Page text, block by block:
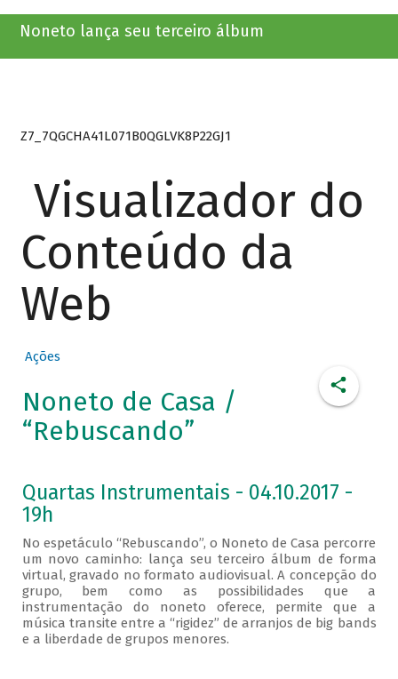
Noneto lança seu terceiro álbum
Z7_7QGCHA41L071B0QGLVK8P22GJ1
Visualizador do
Conteúdo da
Web
Ações
Noneto de Casa /
“Rebuscando”
Quartas Instrumentais - 04.10.2017 -
19h
No espetáculo “Rebuscando”, o Noneto de Casa percorre
um novo caminho: lança seu terceiro álbum de forma
virtual, gravado no formato audiovisual. A concepção do
grupo, bem como as possibilidades que a
instrumentação do noneto oferece, permite que a
música transite entre a “rigidez” de arranjos de big bands
e a liberdade de grupos menores.